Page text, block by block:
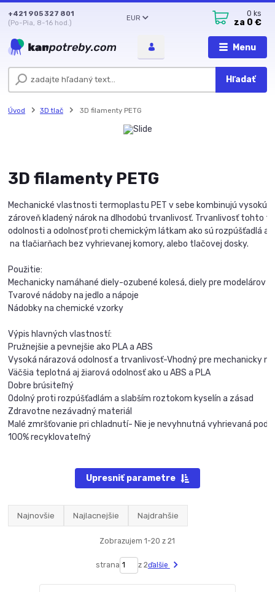
Menu
EUR
Hľadať
+421 905 327 801
(Po-Pia, 8-16 hod.)
0 ks
za 0 €
Úvod 3D tlač 3D filamenty PETG
3D filamenty PETG
Mechanické vlastnosti termoplastu PET v sebe kombinujú
zároveň kladený nárok na dlhodobú trvanlivosť. Trvanlivosť tohto
odolnosti a odolnosť proti chemickým látkam ako sú rozpúšťadlá
na tlačiarňach bez vyhrievanej komory, alebo tlačovej dosky.
Použitie:
Mechanicky namáhané diely-ozubené kolesá, diely pre modelárov
Tvarové nádoby na jedlo a nápoje
Nádobky na chemické vzorky
Výpis hlavných vlastností:
Pružnejšie a pevnejšie ako PLA a ABS
Vysoká nárazová odolnosť a trvanlivosť-Vhodný pre mechanicky
Väčšia teplotná aj žiarová odolnosť ako u ABS a PLA
Dobre brúsiteľný
Odolný proti rozpúšťadlám a slabším roztokom kyselín a zásad
Zdravotne nezávadný materiál
Malé zmršťovanie pri chladnutí- Nie je nevyhnutná vyhrievaná
100% recyklovateľný
Upresniť parametre
Najnovšie Najlacnejšie Najdrahšie
Zobrazujem 1-20 z 21
strana z 2ďalšie